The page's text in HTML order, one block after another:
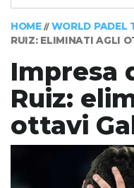
HOME// WORLD PADEL
RUIZ: ELIMINATI AGLI
Impresa
Ruiz:
ottavi